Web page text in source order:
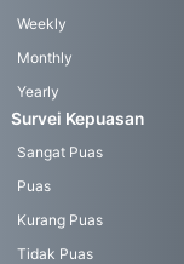
Weekly
Monthly
Yearly
Survei Kepuasan
Sangat Puas
Puas
Kurang Puas
Tidak Puas